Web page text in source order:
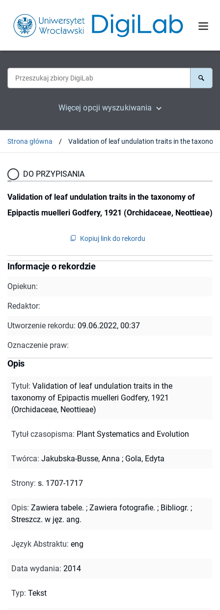
Więcej opcji wyszukiwania
Strona główna
DO PRZYPISANIA
Validation of leaf undulation traits in the taxonomy of
Epipactis muelleri Godfery, 1921 (Orchidaceae, Neottieae)
Kopiuj link do rekordu
Informacje o rekordzie
Opiekun:
Redaktor:
Utworzenie rekordu: 09.06.2022, 00:37
Oznaczenie praw:
Opis
Tytuł: Validation of leaf undulation traits in the
taxonomy of Epipactis muelleri Godfery, 1921
(Orchidaceae, Neottieae)
Tytuł czasopisma: Plant Systematics and Evolution
Twórca: Jakubska-Busse, Anna ; Gola, Edyta
Strony: s. 1707-1717
Opis: Zawiera tabele. ; Zawiera fotografie. ; Bibliogr. ;
Streszcz. w jęz. ang.
Język Abstraktu: eng
Data wydania: 2014
Typ: Tekst